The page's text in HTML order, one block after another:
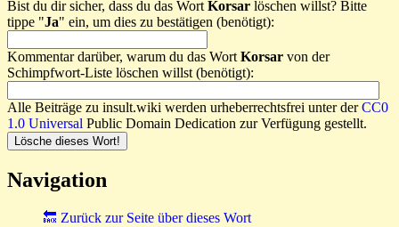
Bist du dir sicher, dass du das Wort Korsar löschen willst? Bitte
tippe "Ja" ein, um dies zu bestätigen (benötigt):
Kommentar darüber, warum du das Wort Korsar von der
Schimpfwort-Liste löschen willst (benötigt):
Alle Beiträge zu insult.wiki werden urheberrechtsfrei unter derCC0
1.0 Universal Public Domain Dedication zur Verfügung gestellt.
Navigation
🔙 Zurück zur Seite über dieses Wort